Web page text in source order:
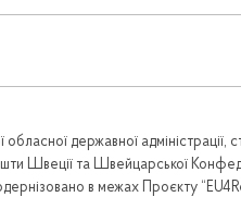
обласної державної адміністрації,
Швеції та Швейцарської
в межах Проєкту